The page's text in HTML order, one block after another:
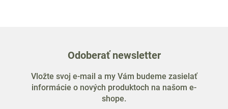
Odoberať newsletter
Vložte svoj e-mail a my Vám budeme zasielať
informácie o nových produktoch na našom e-
shope.